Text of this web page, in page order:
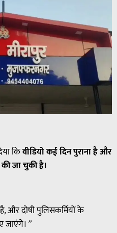
किवीडियोकईदिनपुरानाहैऔर
कीजाचुकीहै।
है,औरदोषीपुलिसकर्मियोंके
जाएंगे। ”